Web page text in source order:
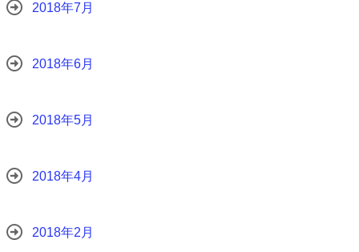
2018年7月
2018年6月
2018年5月
2018年4月
2018年2月